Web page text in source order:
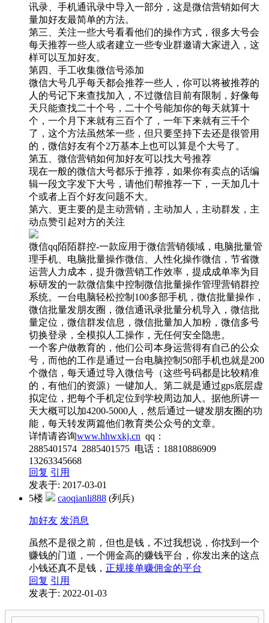
讯录、手机通讯录中导入一部分，这是微信营销如何大
量加好友最简单的方法。
第三、关注一些大号看看他们的操作方式，很多大号会
每天推荐一些人或者建立一些专业群邀请大家进入，这
样可以互加好友。
第四、手工收集微信号添加
微信大号几乎每天都会推荐一些人，你可以将被推荐的
人的号记下来查找加入，不过微信目前有限制，好像每
天只能查找二十个号，二十个号能加你的每天就算十
个，一个月下来就有三百个了，一年下来就有三千个
了，这个方法虽然笨一些，但只要坚持下去还是很管用
的，微信好友有个2万基本上也可以算是个大号了。
第五、微信营销如何加好友可以找大号推荐
现在一般的微信大号都乐于推荐，如果你有卖点的话编
辑一段文字发下大号，请他们帮推荐一下，一天加几十
个或者上百个好友问题不大。
第六、更主要的是主动营销，主动加人，主动群发，主
动点赞引起对方的关注
微信qq陌陌群控-一款应用于微信营销领域，电脑批量管
理手机、电脑批量操作微信、人性化操作微信，节省微
运营人力成本，提升微营销工作效率，提成成单率为目
标研发的一款微信集中控制微信批量操作管理营销群控
系统。一台电脑轻松控制100多部手机，微信批量操作，
微信批量发朋友圈，微信通讯录批量分机导入，微信批
量定位，微信群发信息，微信批量加人加粉，微信多号
切换登录，全模拟人工操作，无任何安全隐患。
一个客户做教育的，他们公司本身运营得有自己的公众
号，而他的工作是通过一台电脑控制50部手机也就是200
个微信，每天通过导入微信号（这些号码都是比较精准
的，有他们的资源）一键加人。第二就是通过gps底层虚
拟定位，把每个手机定位到学校周边加人。据他所讲一
天大概可以加4200-5000人，然后通过一键发朋友圈的功
能，每天转发两篇他们教育类公众号的文章。
详情请咨询www.hhwxkj.cn qq：
2885401574 2885401575 电话：18810886909
13263345668
回复 引用
发表于: 2017-03-01
5楼
caoqianli888 (列兵)
加好友 发消息
虽然不是很之前，但也是钱，不过我想说，你找到一个
赚钱的门道，一个佣金高的赚钱平台，你发出来的这点
小钱还真不是钱， 正规接单赚佣金的平台
回复 引用
发表于: 2022-01-03